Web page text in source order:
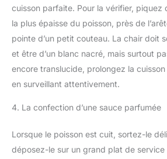
cuisson parfaite. Pour la vérifier, piquez
la plus épaisse du poisson, près de
pointe d’un petit couteau. La chair doit
et être d’un blanc nacré, mais surtout
encore translucide, prolongez la
en surveillant attentivement.
4. La confection d’une sauce parfumée
Lorsque le poisson est cuit, sortez-le
déposez-le sur un grand plat de